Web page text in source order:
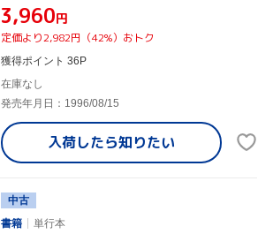
¥3,960円
定価より2,982円（42%）おトク
獲得ポイント 36P
在庫なし
発売年月日：1996/08/15
入荷したら知りたい
中古
書籍
単行本